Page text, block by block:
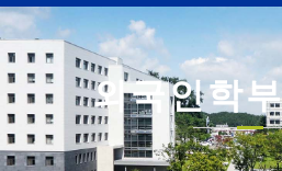
외국인학